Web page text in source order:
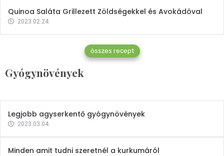
Quinoa Saláta Grillezett Zöldségekkel és Avokádóval
2023.02.24.
összes recept
Gyógynövények
Gyógynövények
Mindent a petrezselyemről
2023.12.21.
Legjobb agyserkentő gyógynövények
2023.03.04.
Minden amit tudni szeretnél a kurkumáról